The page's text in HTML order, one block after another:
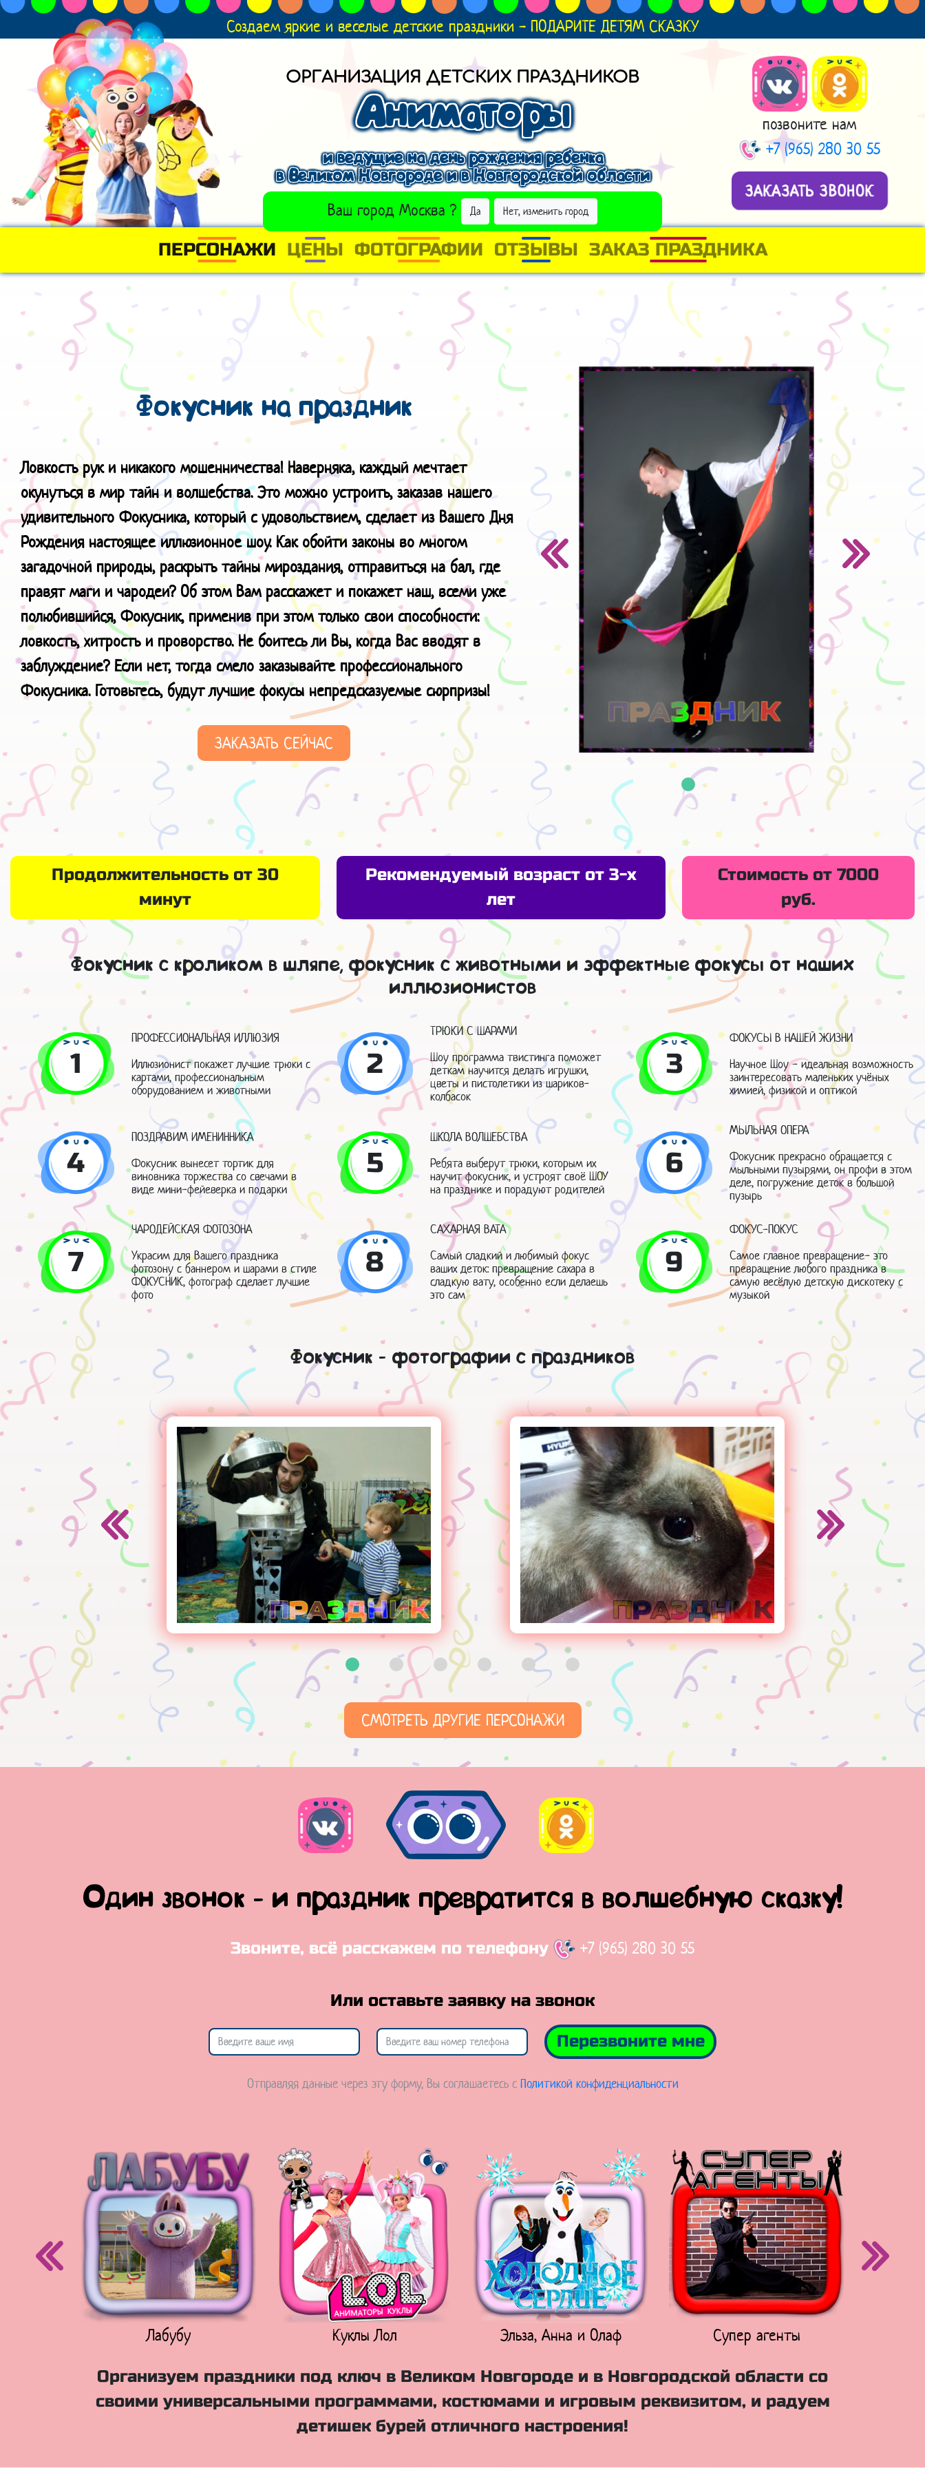
Создаем яркие и веселые детские праздники - ПОДАРИТЕ ДЕТЯМ СКАЗКУ
ОРГАНИЗАЦИЯ ДЕТСКИХ ПРАЗДНИКОВ
Аниматоры
и ведущие на день рождения ребенка
в Великом Новгороде и в Новгородской области
Ваш город Москва ? Да Нет, изменить город
ВЫБРАТЬ ДРУГОЙ ГОРОД
позвоните нам
+7 (965) 280 30 55
ЗАКАЗАТЬ ЗВОНОК
ПЕРСОНАЖИ ЦЕНЫ ФОТОГРАФИИ ОТЗЫВЫ ЗАКАЗ ПРАЗДНИКА
Фокусник на праздник
Ловкость рук и никакого мошенничества! Наверняка, каждый мечтает
окунуться в мир тайн и волшебства. Это можно устроить, заказав нашего
удивительного Фокусника, который с удовольствием, сделает из Вашего Дня
Рождения настоящее иллюзионное шоу. Как обойти законы во многом
загадочной природы, раскрыть тайны мироздания, отправиться на бал, где
правят маги и чародеи? Об этом Вам расскажет и покажет наш, всеми уже
полюбившийся, Фокусник, применив при этом только свои способности:
ловкость, хитрость и проворство. Не боитесь ли Вы, когда Вас вводят в
заблуждение? Если нет, тогда смело заказывайте профессионального
Фокусника. Готовьтесь, будут лучшие фокусы непредсказуемые сюрпризы!
ЗАКАЗАТЬ СЕЙЧАС
Продолжительность от 30
минут
Рекомендуемый возраст от 3-х
лет
Стоимость от 7000
руб.
Фокусник с кроликом в шляпе, фокусник с животными и эффектные фокусы от наших
иллюзионистов
1
ПРОФЕССИОНАЛЬНАЯ ИЛЛЮЗИЯ
Иллюзионист покажет лучшие трюки с
картами, профессиональным
оборудованием и животными
2
ТРЮКИ С ШАРАМИ
Шоу программа твистинга поможет
деткам научится делать игрушки,
цветы и пистолетики из шариков-
колбасок
3
ФОКУСЫ В НАШЕЙ ЖИЗНИ
Научное Шоу - идеальная возможность
заинтересовать маленьких учёных
химией, физикой и оптикой
4
ПОЗДРАВИМ ИМЕНИННИКА
Фокусник вынесет тортик для
виновника торжества со свечами в
виде мини-фейеверка и подарки
5
ШКОЛА ВОЛШЕБСТВА
Ребята выберут трюки, которым их
научит фокусник, и устроят своё ШОУ
на празднике и порадуют родителей
6
МЫЛЬНАЯ ОПЕРА
Фокусник прекрасно обращается с
мыльными пузырями, он профи в этом
деле, погружение деток в большой
пузырь
7
ЧАРОДЕЙСКАЯ ФОТОЗОНА
Украсим для Вашего праздника
фотозону с баннером и шарами в стиле
ФОКУСНИК, фотограф сделает лучшие
фото
8
САХАРНАЯ ВАТА
Самый сладкий и любимый фокус
ваших деток: превращение сахара в
сладкую вату, особенно если делаешь
это сам
9
ФОКУС-ПОКУС
Самое главное превращение- это
превращение любого праздника в
самую весёлую детскую дискотеку с
музыкой
Фокусник - фотографии с праздников
СМОТРЕТЬ ДРУГИЕ ПЕРСОНАЖИ
Один звонок - и праздник превратится в волшебную сказку!
Звоните, всё расскажем по телефону +7 (965) 280 30 55
Или оставьте заявку на звонок
Перезвоните мне
Отправляя данные через эту форму, Вы соглашаетесь с Политикой конфиденциальности
Лабубу Куклы Лол Эльза, Анна и Олаф Супер агенты
Организуем праздники под ключ в Великом Новгороде и в Новгородской области со
своими универсальными программами, костюмами и игровым реквизитом, и радуем
детишек бурей отличного настроения!